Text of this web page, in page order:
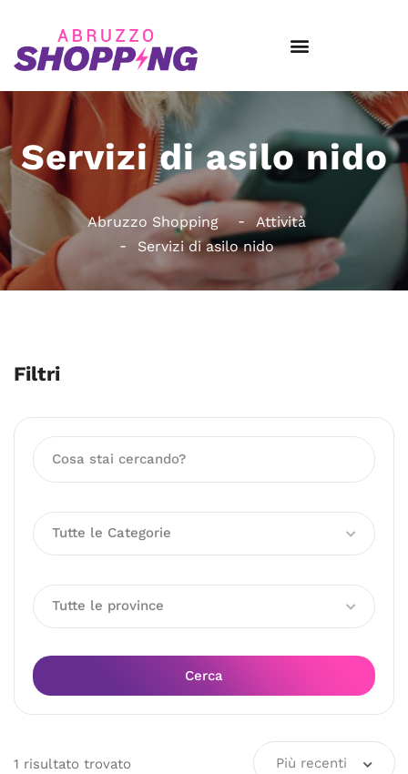
Servizi di asilo nido
Abruzzo Shopping
Attività
Servizi di asilo nido
Filtri
Tutte le Categorie
Tutte le province
Cerca
1 risultato trovato Più recenti